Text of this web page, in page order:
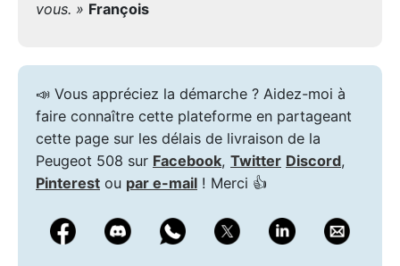
vous. » François
📣 Vous appréciez la démarche ? Aidez-moi à
faire connaître cette plateforme en partageant
cette page sur les délais de livraison de la
Peugeot 508 sur Facebook, Twitter Discord,
Pinterest ou par e-mail ! Merci 👍